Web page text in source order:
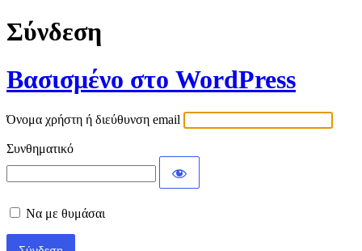
Σύνδεση
Βασισμένο στο WordPress
Όνομα χρήστη ή διεύθυνση email
Συνθηματικό
Να με θυμάσαι